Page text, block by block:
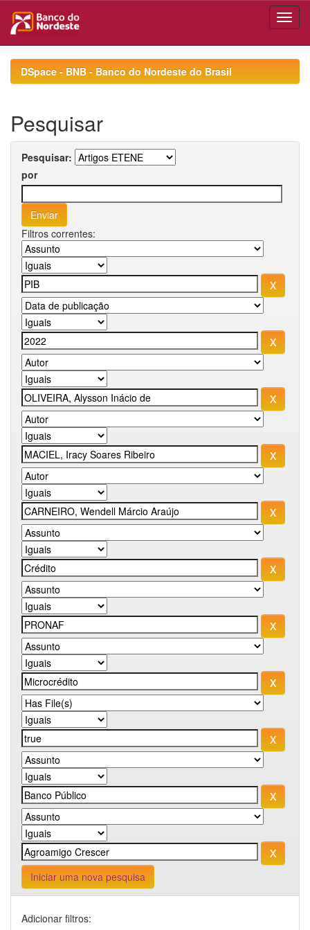
navigationDSpace - BNB - Banco do Nordeste do Brasil
Pesquisar
Pesquisar:
por
Filtros correntes:
Iniciar uma nova pesquisa
Adicionar filtros: